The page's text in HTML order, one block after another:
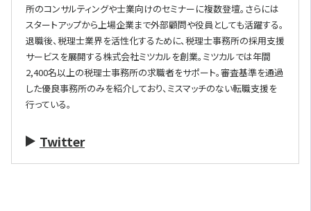
所のコンサルティングや士業向けのセミナーに複数登壇。さらには
スタートアップから上場企業まで外部顧問や役員としても活躍する。
退職後、税理士業界を活性化するために、税理士事務所の採用支援
サービスを展開する株式会社ミツカルを創業。ミツカルでは年間
2,400名以上の税理士事務所の求職者をサポート。審査基準を通過
した優良事務所のみを紹介しており、ミスマッチのない転職支援を
行っている。
Twitter